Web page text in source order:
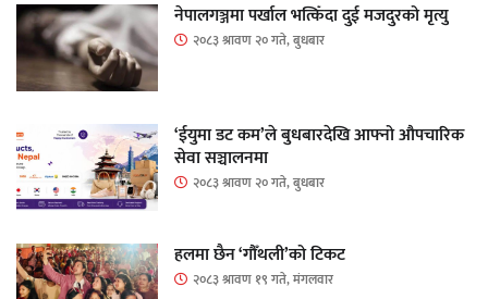
नेपालगञ्जमा पर्खाल भत्किँदा दुई मजदुरको मृत्यु
२०८३ श्रावण २० गते, बुधबार
‘ईयुमा डट कम’ले बुधबारदेखि आफ्नो औपचारिक
सेवा सञ्चालनमा
२०८३ श्रावण २० गते, बुधबार
हलमा छैन ‘गौँथली’को टिकट
२०८३ श्रावण १९ गते, मंगलवार